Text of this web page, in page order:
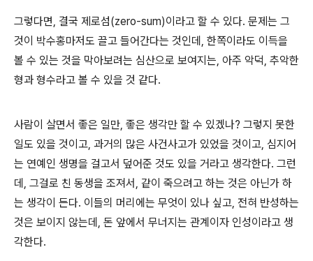
그렇다면, 결국 제로섬(zero-sum)이라고 할 수 있다. 문제는 그
것이 박수홍마저도 끌고 들어간다는 것인데, 한쪽이라도 이득을
볼 수 있는 것을 막아보려는 심산으로 보여지는, 아주 악덕, 추악한
형과 형수라고 볼 수 있을 것 같다.
사람이 살면서 좋은 일만, 좋은 생각만 할 수 있겠나? 그렇지 못한
일도 있을 것이고, 과거의 많은 사건사고가 있었을 것이고, 심지어
는 연예인 생명을 걸고서 덮어준 것도 있을 거라고 생각한다. 그런
데, 그걸로 친 동생을 조져서, 같이 죽으려고 하는 것은 아닌가 하
는 생각이 든다. 이들의 머리에는 무엇이 있나 싶고, 전혀 반성하는
것은 보이지 않는데, 돈 앞에서 무너지는 관계이자 인성이라고 생
각한다.